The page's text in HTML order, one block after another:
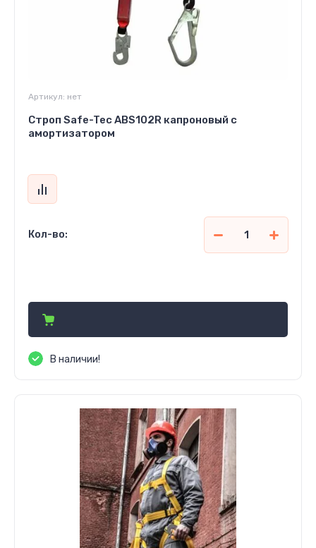
Артикул: нет
Строп Safe-Tec ABS102R капроновый с
амортизатором
Кол-во:
В наличии!